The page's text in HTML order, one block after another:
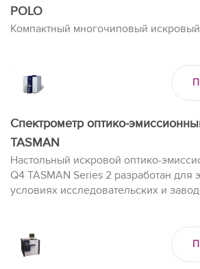
POLO
Компактный многочиповый искровый
Спектрометр оптико-
TASMAN
Настольный искровой оптико-
Q4 TASMAN Series 2 разработан для
условиях исследовательских и